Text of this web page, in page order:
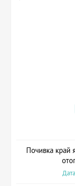
Почивка край